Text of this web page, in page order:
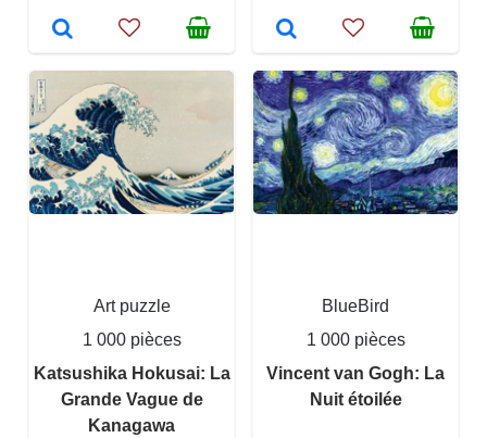
Art puzzle
1 000 pièces
Katsushika Hokusai: La
Grande Vague de
Kanagawa
BlueBird
1 000 pièces
Vincent van Gogh: La
Nuit étoilée